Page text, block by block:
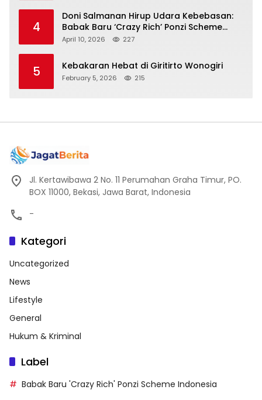
4
Doni Salmanan Hirup Udara Kebebasan:
Babak Baru ‘Crazy Rich’ Ponzi Scheme
Indonesia
April 10, 2026 227
5 Kebakaran Hebat di Giritirto Wonogiri
February 5, 2026 215
Jl. Kertawibawa 2 No. 11 Perumahan Graha Timur, PO.
BOX 11000, Bekasi, Jawa Barat, Indonesia
-
Kategori
Uncategorized
News
Lifestyle
General
Hukum & Kriminal
Label
Babak Baru 'Crazy Rich' Ponzi Scheme Indonesia